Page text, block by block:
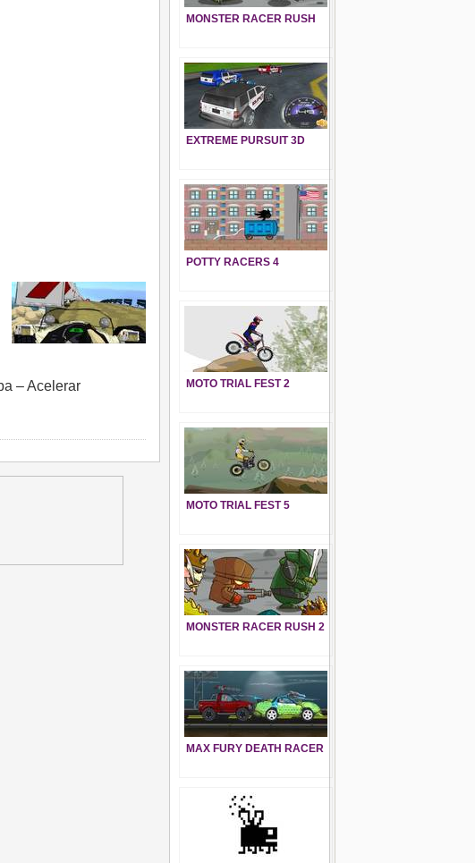
– Acelerar
MONSTER RACER RUSH
EXTREME PURSUIT 3D
POTTY RACERS 4
MOTO TRIAL FEST 2
MOTO TRIAL FEST 5
MONSTER RACER RUSH 2
MAX FURY DEATH RACER